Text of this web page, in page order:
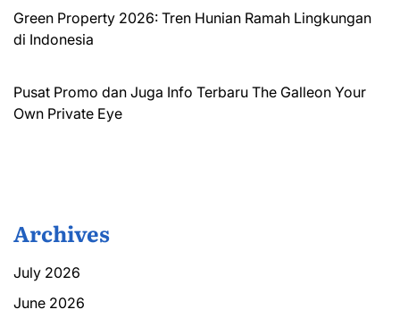
Green Property 2026: Tren Hunian Ramah Lingkungan
di Indonesia
Pusat Promo dan Juga Info Terbaru The Galleon Your
Own Private Eye
Archives
July 2026
June 2026